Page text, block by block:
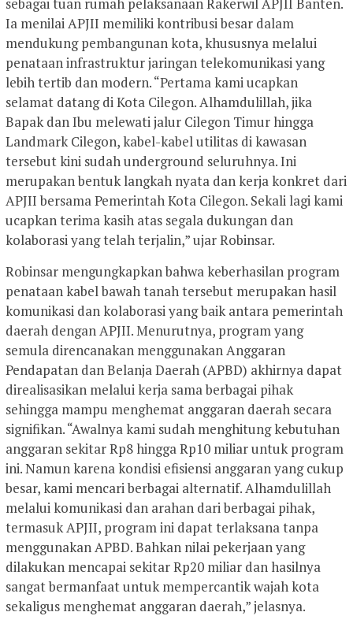
Ia menilai APJII memiliki kontribusi besar dalam
mendukung pembangunan kota, khususnya melalui
penataan infrastruktur jaringan telekomunikasi yang
lebih tertib dan modern. “Pertama kami ucapkan
selamat datang di Kota Cilegon. Alhamdulillah, jika
Bapak dan Ibu melewati jalur Cilegon Timur hingga
Landmark Cilegon, kabel-kabel utilitas di kawasan
tersebut kini sudah underground seluruhnya. Ini
merupakan bentuk langkah nyata dan kerja konkret dari
APJII bersama Pemerintah Kota Cilegon. Sekali lagi kami
ucapkan terima kasih atas segala dukungan dan
kolaborasi yang telah terjalin,” ujar Robinsar.
Robinsar mengungkapkan bahwa keberhasilan program
penataan kabel bawah tanah tersebut merupakan hasil
komunikasi dan kolaborasi yang baik antara pemerintah
daerah dengan APJII. Menurutnya, program yang
semula direncanakan menggunakan Anggaran
Pendapatan dan Belanja Daerah (APBD) akhirnya dapat
direalisasikan melalui kerja sama berbagai pihak
sehingga mampu menghemat anggaran daerah secara
signifikan. “Awalnya kami sudah menghitung kebutuhan
anggaran sekitar Rp8 hingga Rp10 miliar untuk program
ini. Namun karena kondisi efisiensi anggaran yang cukup
besar, kami mencari berbagai alternatif. Alhamdulillah
melalui komunikasi dan arahan dari berbagai pihak,
termasuk APJII, program ini dapat terlaksana tanpa
menggunakan APBD. Bahkan nilai pekerjaan yang
dilakukan mencapai sekitar Rp20 miliar dan hasilnya
sangat bermanfaat untuk mempercantik wajah kota
sekaligus menghemat anggaran daerah,” jelasnya.